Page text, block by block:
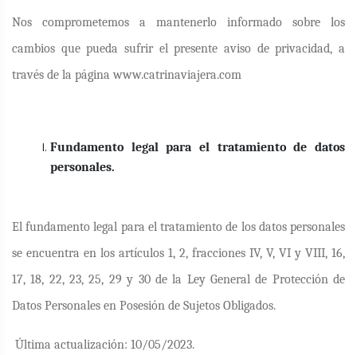
Nos comprometemos a mantenerlo informado sobre los
cambios que pueda sufrir el presente aviso de privacidad, a
través de la página www.catrinaviajera.com
Fundamento legal para el tratamiento de datos
personales.
El fundamento legal para el tratamiento de los datos personales
se encuentra en los artículos 1, 2, fracciones IV, V, VI y VIII, 16,
17, 18, 22, 23, 25, 29 y 30 de la Ley General de Protección de
Datos Personales en Posesión de Sujetos Obligados.
Última actualización: 10/05/2023.